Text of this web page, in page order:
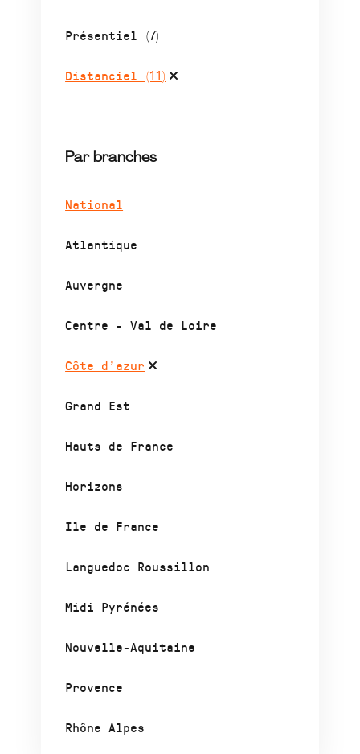
Présentiel (7)
Distanciel (11)
Par branches
National
Atlantique
Auvergne
Centre - Val de Loire
Côte d’azur
Grand Est
Hauts de France
Horizons
Ile de France
Languedoc Roussillon
Midi Pyrénées
Nouvelle-Aquitaine
Provence
Rhône Alpes